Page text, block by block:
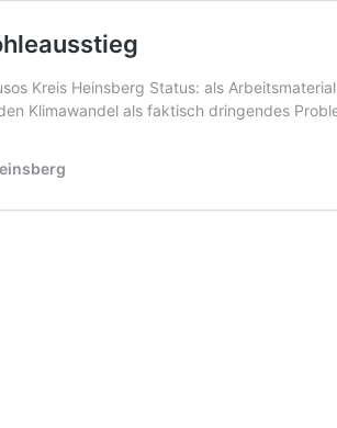
Kreis Heinsberg Status: als
Klimawandel als faktisch dringendes